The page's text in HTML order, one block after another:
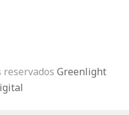
reservados Greenlight